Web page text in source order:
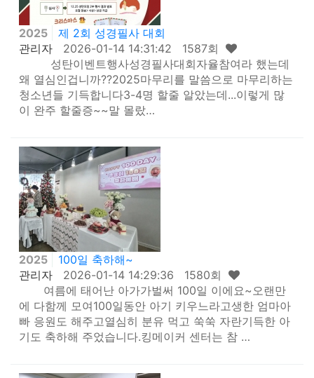
2025
제 2회 성경필사 대회
관리자 2026-01-14 14:31:42 1587회
성탄이벤트행사성경필사대회자율참여라 했는데
왜 열심인겁니까??2025마무리를 말씀으로 마무리하는
청소년들 기득합니다3-4명 할줄 알았는데...이렇게 많
이 완주 할줄증~~말 몰랐…
2025
100일 축하해~
관리자 2026-01-14 14:29:36 1580회
여름에 태어난 아가가벌써 100일 이에요~오랜만
에 다함께 모여100일동안 아기 키우느라고생한 엄마아
빠 응원도 해주고열심히 분유 먹고 쑥쑥 자란기득한 아
기도 축하해 주었습니다.킹메이커 센터는 참 …